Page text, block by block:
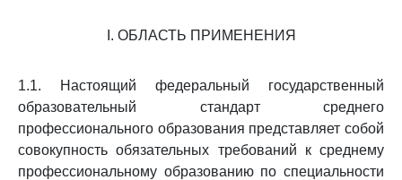
I. ОБЛАСТЬ ПРИМЕНЕНИЯ
1.1. Настоящий федеральный государственный
образовательный стандарт среднего
профессионального образования представляет собой
совокупность обязательных требований к среднему
профессиональному образованию по специальности